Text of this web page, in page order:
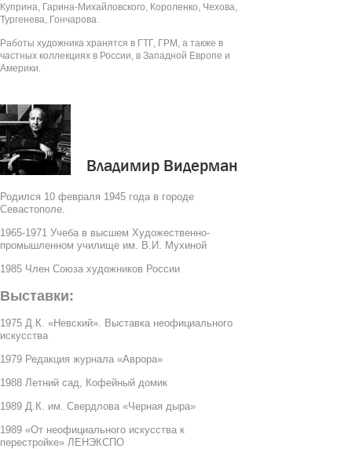
Куприна, Гарина-Михайловского, Короленко, Чехова,
Тургенева, Гончарова.
Работы художника хранятся в ГТГ, ГРМ, а также в
частных коллекциях в России, в Западной Европе и
Америки.
Владимир Видерман
Родился 10 февраля 1945 года в городе
Севастополе.
1965-1971 Учеба в высшем Художественно-
промышленном училище им. В.И. Мухиной
1985 Член Союза художников России
Выставки:
1975 Д.К. «Невский». Выставка неофициального
искусства
1979 Редакция журнала «Аврора»
1988 Летний сад, Кофейный домик
1989 Д.К. им. Свердлова «Черная дыра»
1989 «От неофициального искусства к
перестройке» ЛЕНЭКСПО